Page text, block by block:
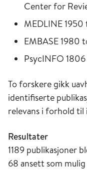
Center for
MEDLINE
EMBASE 1980
PsycINFO
To forskere gikk
identifiserte
relevans i forhold
Resultater
1189 publikasjoner
68 ansett som